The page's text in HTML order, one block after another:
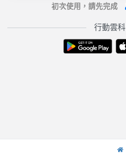
初次使用，請先完成
行動雲科